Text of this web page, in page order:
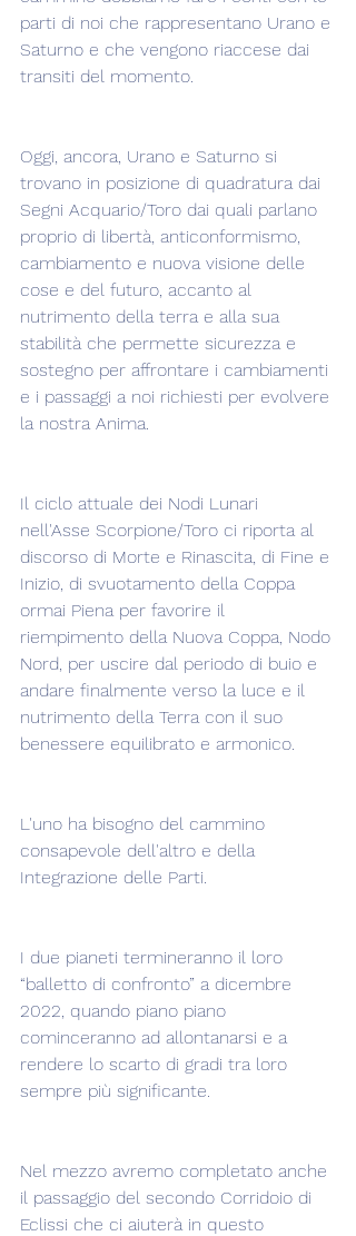
parti di noi che rappresentano Urano e
Saturno e che vengono riaccese dai
transiti del momento.
Oggi, ancora, Urano e Saturno si
trovano in posizione di quadratura dai
Segni Acquario/Toro dai quali parlano
proprio di libertà, anticonformismo,
cambiamento e nuova visione delle
cose e del futuro, accanto al
nutrimento della terra e alla sua
stabilità che permette sicurezza e
sostegno per affrontare i cambiamenti
e i passaggi a noi richiesti per evolvere
la nostra Anima.
Il ciclo attuale dei Nodi Lunari
nell'Asse Scorpione/Toro ci riporta al
discorso di Morte e Rinascita, di Fine e
Inizio, di svuotamento della Coppa
ormai Piena per favorire il
riempimento della Nuova Coppa, Nodo
Nord, per uscire dal periodo di buio e
andare finalmente verso la luce e il
nutrimento della Terra con il suo
benessere equilibrato e armonico.
L'uno ha bisogno del cammino
consapevole dell'altro e della
Integrazione delle Parti.
I due pianeti termineranno il loro
“balletto di confronto” a dicembre
2022, quando piano piano
cominceranno ad allontanarsi e a
rendere lo scarto di gradi tra loro
sempre più significante.
Nel mezzo avremo completato anche
il passaggio del secondo Corridoio di
Eclissi che ci aiuterà in questo